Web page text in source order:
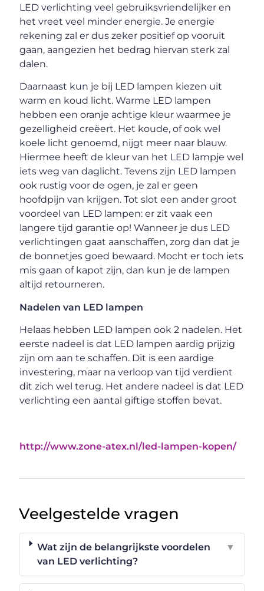
LED verlichting veel gebruiksvriendelijker en
het vreet veel minder energie. Je energie
rekening zal er dus zeker positief op vooruit
gaan, aangezien het bedrag hiervan sterk zal
dalen.
Daarnaast kun je bij LED lampen kiezen uit
warm en koud licht. Warme LED lampen
hebben een oranje achtige kleur waarmee je
gezelligheid creëert. Het koude, of ook wel
koele licht genoemd, nijgt meer naar blauw.
Hiermee heeft de kleur van het LED lampje wel
iets weg van daglicht. Tevens zijn LED lampen
ook rustig voor de ogen, je zal er geen
hoofdpijn van krijgen. Tot slot een ander groot
voordeel van LED lampen: er zit vaak een
langere tijd garantie op! Wanneer je dus LED
verlichtingen gaat aanschaffen, zorg dan dat je
de bonnetjes goed bewaard. Mocht er toch iets
mis gaan of kapot zijn, dan kun je de lampen
altijd retourneren.
Nadelen van LED lampen
Helaas hebben LED lampen ook 2 nadelen. Het
eerste nadeel is dat LED lampen aardig prijzig
zijn om aan te schaffen. Dit is een aardige
investering, maar na verloop van tijd verdient
dit zich wel terug. Het andere nadeel is dat LED
verlichting een aantal giftige stoffen bevat.
http://www.zone-atex.nl/led-lampen-kopen/
Veelgestelde vragen
Wat zijn de belangrijkste voordelen
van LED verlichting?
▼